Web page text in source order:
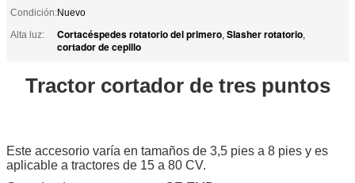
Condición:Nuevo
Alta luz:
Cortacéspedes rotatorio del primero, Slasher rotatorio,
cortador de cepillo
Tractor cortador de tres puntos
Este accesorio varía en tamaños de 3,5 pies a 8 pies y es
aplicable a tractores de 15 a 80 CV.